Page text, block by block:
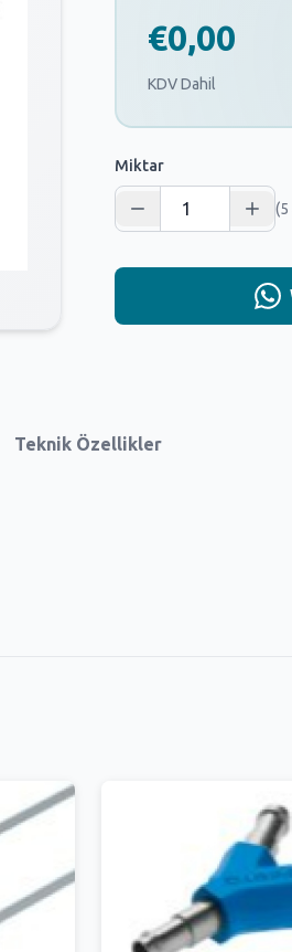
€0,00
KDV Dahil
Miktar
(5
Teknik Özellikler